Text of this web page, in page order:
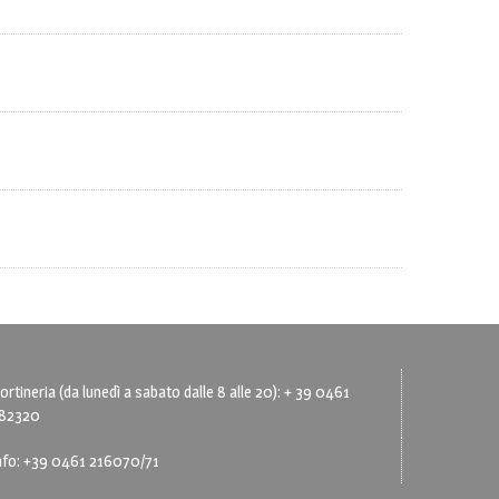
(da lunedì a sabato dalle 8 alle 20): + 39 0461
+39 0461 216070/71